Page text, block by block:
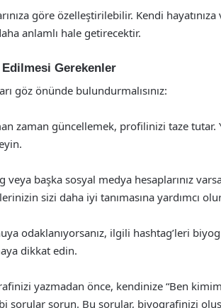
göre özelleştirilebilir. Kendi
anlamlı hale getirecektir.
Gerekenler
göz önünde bulundurmalısınız:
zaman güncellemek, profilinizi taze tutar.
başka sosyal medya hesaplarınız
sizi daha iyi tanımasına yardımcı
odaklanıyorsanız, ilgili hashtag’leri
dikkat edin.
yazmadan önce, kendinize “Ben
sorular sorun. Bu sorular, biyografinizi